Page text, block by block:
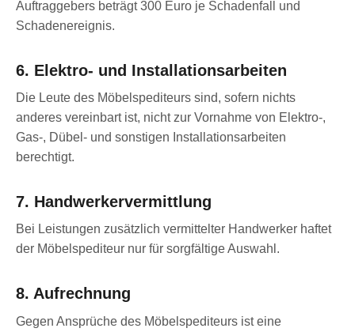
Auftraggebers beträgt 300 Euro je Schadenfall und
Schadenereignis.
6. Elektro- und Installationsarbeiten
Die Leute des Möbelspediteurs sind, sofern nichts
anderes vereinbart ist, nicht zur Vornahme von Elektro-,
Gas-, Dübel- und sonstigen Installationsarbeiten
berechtigt.
7. Handwerkervermittlung
Bei Leistungen zusätzlich vermittelter Handwerker haftet
der Möbelspediteur nur für sorgfältige Auswahl.
8. Aufrechnung
Gegen Ansprüche des Möbelspediteurs ist eine